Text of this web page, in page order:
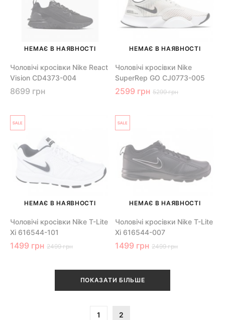
НЕМАЄ В НАЯВНОСТІ
Чоловічі кросівки Nike React
Vision CD4373-004
8699 грн
НЕМАЄ В НАЯВНОСТІ
Чоловічі кросівки Nike
SuperRep GO CJ0773-005
2599 грн 5299 грн
НЕМАЄ В НАЯВНОСТІ
Чоловічі кросівки Nike T-Lite
Xi 616544-101
1499 грн 2499 грн
НЕМАЄ В НАЯВНОСТІ
Чоловічі кросівки Nike T-Lite
Xi 616544-007
1499 грн 2499 грн
ПОКАЗАТИ БІЛЬШЕ
1 2